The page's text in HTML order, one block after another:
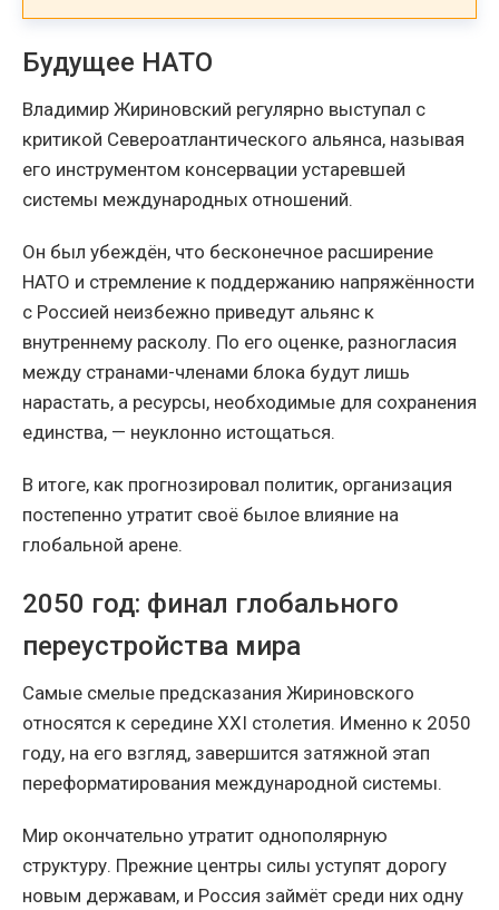
Будущее НАТО
Владимир Жириновский регулярно выступал с
критикой Североатлантического альянса, называя
его инструментом консервации устаревшей
системы международных отношений.
Он был убеждён, что бесконечное расширение
НАТО и стремление к поддержанию напряжённости
с Россией неизбежно приведут альянс к
внутреннему расколу. По его оценке, разногласия
между странами-членами блока будут лишь
нарастать, а ресурсы, необходимые для сохранения
единства, — неуклонно истощаться.
В итоге, как прогнозировал политик, организация
постепенно утратит своё былое влияние на
глобальной арене.
2050 год: финал глобального
переустройства мира
Самые смелые предсказания Жириновского
относятся к середине XXI столетия. Именно к 2050
году, на его взгляд, завершится затяжной этап
переформатирования международной системы.
Мир окончательно утратит однополярную
структуру. Прежние центры силы уступят дорогу
новым державам, и Россия займёт среди них одну